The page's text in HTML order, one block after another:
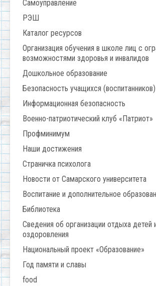
Самоуправление
РЭШ
Каталог ресурсов
Организация обучения в школе лиц с
возможностями здоровья и инвалидов
Дошкольное образование
Безопасность учащихся (воспитанников)
Информационная безопасность
Военно-патриотический клуб «Патриот»
Профминимум
Наши достижения
Страничка психолога
Новости от Самарского университета
Воспитание и дополнительное
Библиотека
Сведения об организации отдыха детей
оздоровления
Национальный проект «Образование»
Год памяти и славы
food